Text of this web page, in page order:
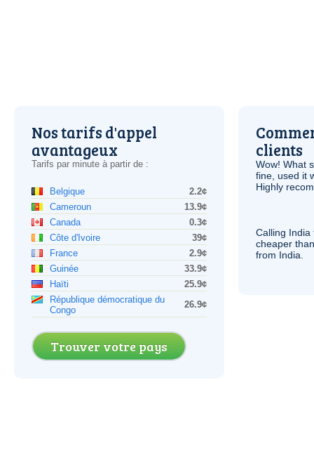
Nos tarifs d'appel
avantageux
Tarifs par minute à partir de :
Belgique
2.2¢
Cameroun
13.9¢
Canada
0.3¢
Côte d'Ivoire
39¢
France
2.9¢
Guinée
33.9¢
Haïti
25.9¢
République démocratique du
Congo
26.9¢
Trouver votre pays
clients
Wow! What
fine, used it
Highly
Calling
cheaper
from India.